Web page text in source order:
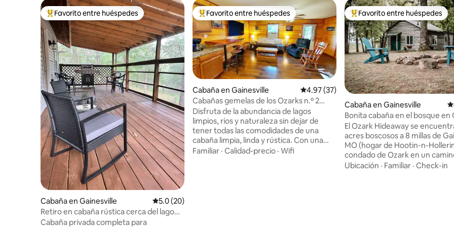
Favorito entre huéspedes preferido
Favorito entre huéspedes
Cabaña en Gainesville Calificación promedio: 5.0 de 5, 20 reseñas
5.0 (20)
Retiro en cabaña rústica cerca del lago
Norfork
Cabaña privada completa para
Favorito entre huéspedes preferido
Favorito entre huéspedes
Cabaña en Gainesville Calificación promedio: 4.97 de 5, 37 reseñas
4.97 (37)
Cabañas gemelas de los Ozarks n.º 2
rústicas
Disfruta de la abundancia de lagos
limpios, ríos y naturaleza sin dejar de
tener todas las comodidades de una
cabaña limpia, linda y rústica. Con una
ubicación céntrica entre el lago Norfork y
Familiar · Calidad-precio · Wifi
Favorito entre huéspedes
Favorito entre huéspedes
Cabaña en Gainesville
Bonita cabaña en el bosque en
Mtn: una escapada tranquila
El Ozark Hideaway se
acres boscosos a 8 millas de
MO (hogar de Hootin-n-
condado de Ozark en un
grava bien mantenido. La vida
Ubicación · Familiar · Check-in